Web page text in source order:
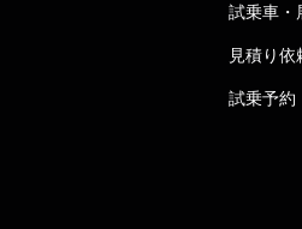
試乗車・
見積り依
試乗予約